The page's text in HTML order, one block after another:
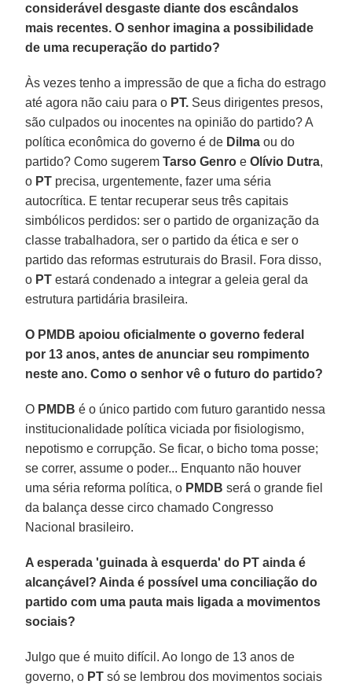
considerável desgaste diante dos escândalos
mais recentes. O senhor imagina a possibilidade
de uma recuperação do partido?
Às vezes tenho a impressão de que a ficha do estrago
até agora não caiu para o PT. Seus dirigentes presos,
são culpados ou inocentes na opinião do partido? A
política econômica do governo é de Dilma ou do
partido? Como sugeremTarso Genro eOlívio Dutra,
o PT precisa, urgentemente, fazer uma séria
autocrítica. E tentar recuperar seus três capitais
simbólicos perdidos: ser o partido de organização da
classe trabalhadora, ser o partido da ética e ser o
partido das reformas estruturais do Brasil. Fora disso,
o PT estará condenado a integrar a geleia geral da
estrutura partidária brasileira.
O PMDB apoiou oficialmente o governo federal
por 13 anos, antes de anunciar seu rompimento
neste ano. Como o senhor vê o futuro do partido?
O PMDB é o único partido com futuro garantido nessa
institucionalidade política viciada por fisiologismo,
nepotismo e corrupção. Se ficar, o bicho toma posse;
se correr, assume o poder... Enquanto não houver
uma séria reforma política, o PMDB será o grande fiel
da balança desse circo chamado Congresso
Nacional brasileiro.
A esperada 'guinada à esquerda' do PT ainda é
alcançável? Ainda é possível uma conciliação do
partido com uma pauta mais ligada a movimentos
sociais?
Julgo que é muito difícil. Ao longo de 13 anos de
governo, o PT só se lembrou dos movimentos sociais